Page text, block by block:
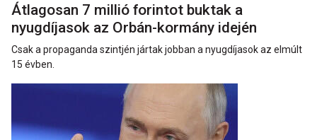
Átlagosan 7 millió forintot buktak a
nyugdíjasok az Orbán-kormány idején
Csak a propaganda szintjén jártak jobban a nyugdíjasok az elmúlt
15 évben.